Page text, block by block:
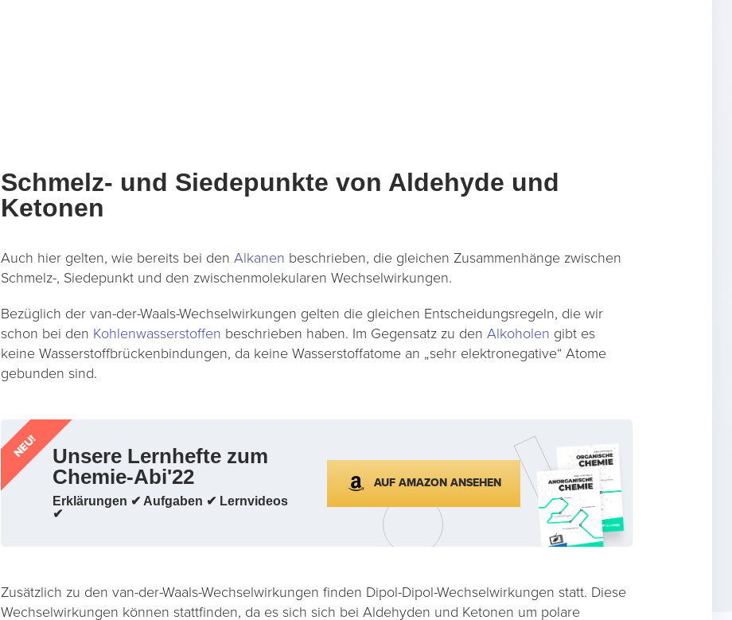
Schmelz- und Siedepunkte von Aldehyde und
Ketonen
Auch hier gelten, wie bereits bei den Alkanen beschrieben, die gleichen Zusammenhänge zwischen
Schmelz-, Siedepunkt und den zwischenmolekularen Wechselwirkungen.
Bezüglich der van-der-Waals-Wechselwirkungen gelten die gleichen Entscheidungsregeln, die wir
schon bei den Kohlenwasserstoffen beschrieben haben. Im Gegensatz zu den Alkoholen gibt es
keine Wasserstoffbrückenbindungen, da keine Wasserstoffatome an „sehr elektronegative“ Atome
gebunden sind.
Unsere Lernhefte zum
Chemie-Abi'22
Erklärungen ✔ Aufgaben ✔ Lernvideos
✔
AUF AMAZON ANSEHEN
NEU!
Zusätzlich zu den van-der-Waals-Wechselwirkungen finden Dipol-Dipol-Wechselwirkungen statt. Diese
Wechselwirkungen können stattfinden, da es sich sich bei Aldehyden und Ketonen um polare